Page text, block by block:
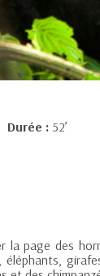
Durée : 52’
page des